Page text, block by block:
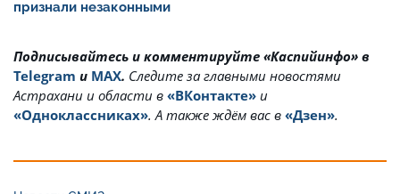
признали незаконными
Подписывайтесь и комментируйте «Каспийинфо» в
Telegram и MAX. Cледите за главными новостями
Астрахани и области в «ВКонтакте» и
«Одноклассниках». А также ждём вас в «Дзен».